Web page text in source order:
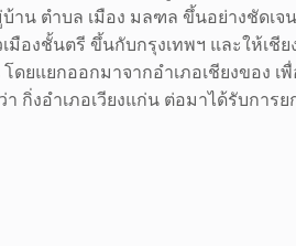
าน ตำบล เมือง มลฑล ขึ้นอย่างชัดเ
เมืองชั้นตรี ขึ้นกับกรุงเทพฯ และให้
ดยแยกออกมาจากอำเภอเชียงของ
กิ่งอำเภอเวียงแก่น ต่อมาได้รับการย